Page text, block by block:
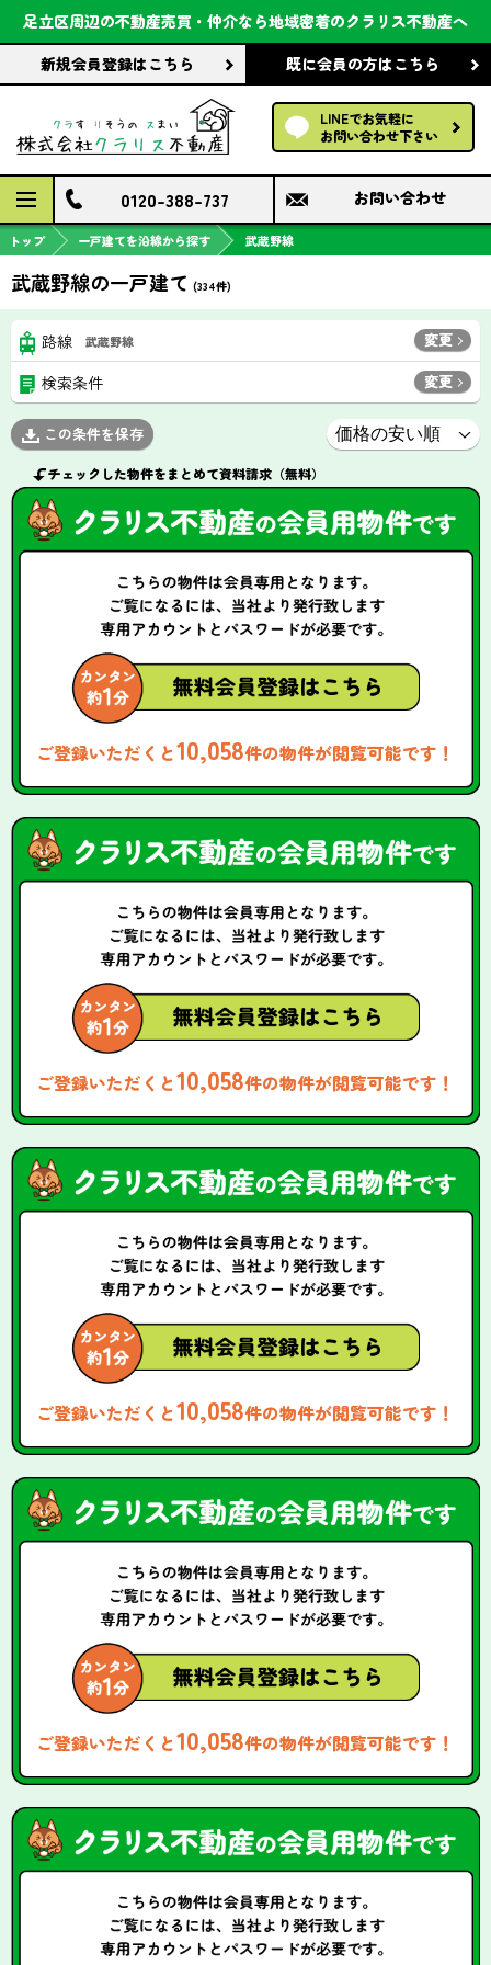
足立区周辺の不動産売買・仲介なら地域密着のクラリス不動産へ
新規会員登録はこちら 既に会員の方はこちら
LINEでお気軽に
お問い合わせ下さい
会社案内
前回の履歴で探す
保存した条件で探す
検討中の物件
0120-388-737 お問い合わせ
トップ 一戸建てを沿線から探す 武蔵野線
武蔵野線の一戸建て (334件)
路線 武蔵野線 変更
検索条件 変更
この条件を保存
チェックした物件をまとめて資料請求（無料）
ご登録いただくと10,058件の物件が閲覧可能です！
ご登録いただくと10,058件の物件が閲覧可能です！
ご登録いただくと10,058件の物件が閲覧可能です！
ご登録いただくと10,058件の物件が閲覧可能です！